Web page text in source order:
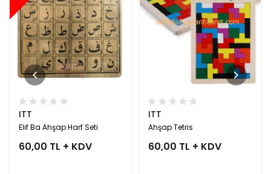
ITT
Elif Ba Ahşap Harf Seti
60,00 TL + KDV
ITT
Ahşap Tetris
60,00 TL + KDV